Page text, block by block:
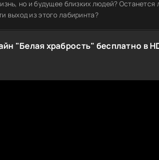
но и будущее близких людей? Останется
выход из этого лабиринта?
"Белая храбрость" бесплатно в